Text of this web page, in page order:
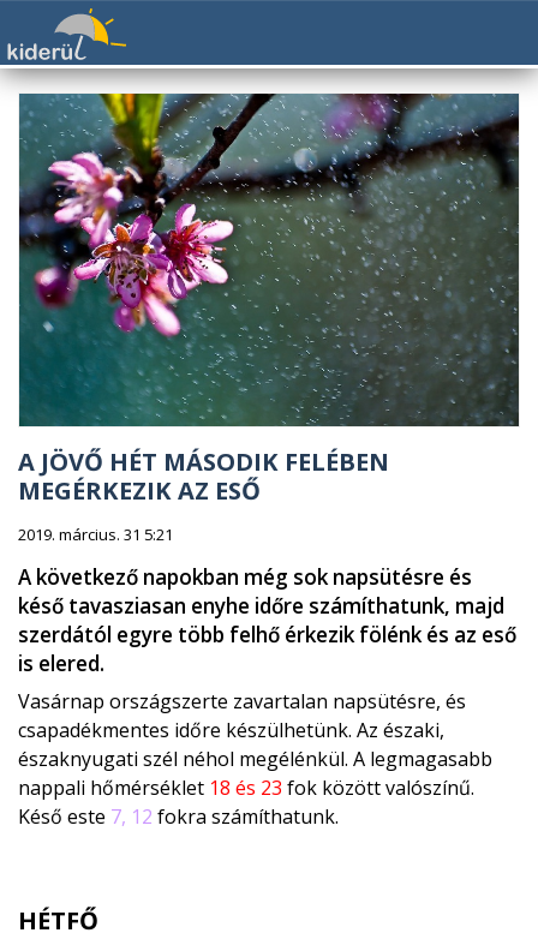
A JÖVŐ HÉT MÁSODIK FELÉBEN
MEGÉRKEZIK AZ ESŐ
2019. március. 31 5:21
A következő napokban még sok napsütésre és
késő tavasziasan enyhe időre számíthatunk, majd
szerdától egyre több felhő érkezik fölénk és az eső
is elered.
Vasárnap országszerte zavartalan napsütésre, és
csapadékmentes időre készülhetünk. Az északi,
északnyugati szél néhol megélénkül. A legmagasabb
nappali hőmérséklet 18 és 23 fok között valószínű.
Késő este 7, 12 fokra számíthatunk.
HÉTFŐ